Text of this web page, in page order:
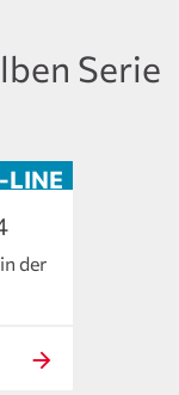
Serie
der